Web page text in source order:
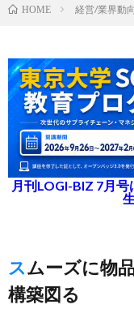
HOME 経営/業界動向
月刊LOGI-BIZ 7月
スムーズに物品を運ぶワンストップ体制
構築図る